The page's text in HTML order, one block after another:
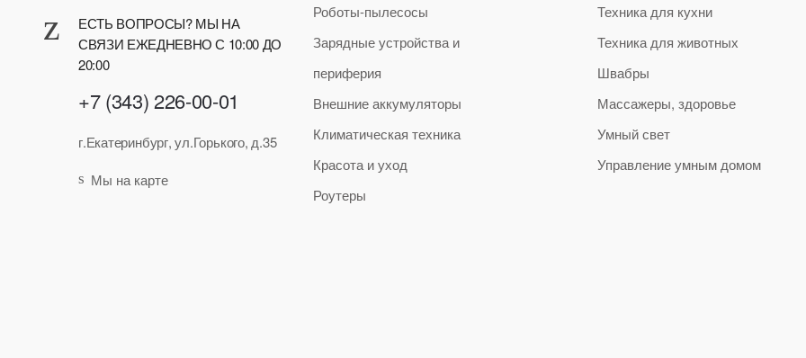
ЕСТЬ ВОПРОСЫ? МЫ НА
СВЯЗИ ЕЖЕДНЕВНО С 10:00 ДО
20:00
+7 (343) 226-00-01
г.Екатеринбург, ул.Горького, д.35
Мы на карте
Роботы-пылесосы
Зарядные устройства и
периферия
Внешние аккумуляторы
Климатическая техника
Красота и уход
Роутеры
Техника для кухни
Техника для животных
Швабры
Массажеры, здоровье
Умный свет
Управление умным домом